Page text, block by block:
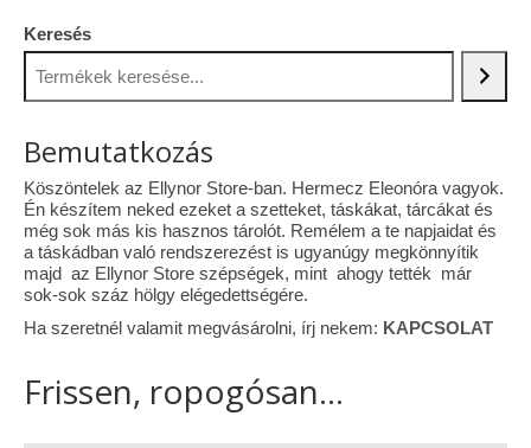
Keresés
Bemutatkozás
Köszöntelek az Ellynor Store-ban. Hermecz Eleonóra vagyok.
Én készítem neked ezeket a szetteket, táskákat, tárcákat és
még sok más kis hasznos tárolót. Remélem a te napjaidat és
a táskádban való rendszerezést is ugyanúgy megkönnyítik
majd az Ellynor Store szépségek, mint ahogy tették már
sok-sok száz hölgy elégedettségére.
Ha szeretnél valamit megvásárolni, írj nekem: KAPCSOLAT
Frissen, ropogósan...